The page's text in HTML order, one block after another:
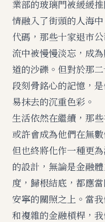
業部的玻璃門被緩緩
情融入了街頭的人海
代碼，那些十家退市
流中被慢慢淡忘，成
道的沙礫。但對於那
段刻骨銘心的記憶，
易抹去的沉重色彩。
生活依然在繼續，那
或許會成為他們在無
但也終將化作一種更
的設計，無論是金融
度，歸根結底，都應
安寧的關照之上。當
和複雜的金融槓桿，